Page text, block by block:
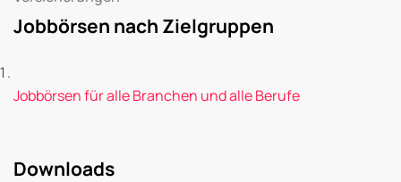
Jobbörsen nach Zielgruppen
Jobbörsen für alle Branchen und alle Berufe
Downloads